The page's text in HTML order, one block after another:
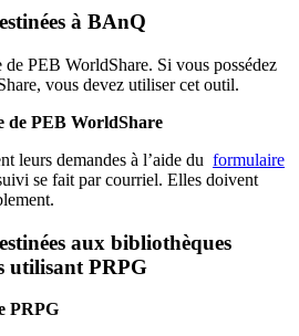
à BAnQ
PEB WorldShare. Si vous possédez
vous devez utiliser cet outil.
de PEB WorldShare
leurs demandes à l’aide du formulaire
se fait par courriel. Elles doivent
aux bibliothèques
utilisant PRPG
PRPG